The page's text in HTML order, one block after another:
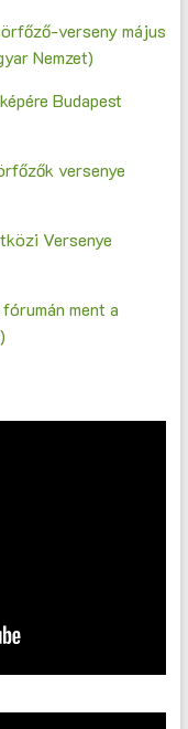
verseny május
Nemzet)
Budapest
versenye
Versenye
ment a